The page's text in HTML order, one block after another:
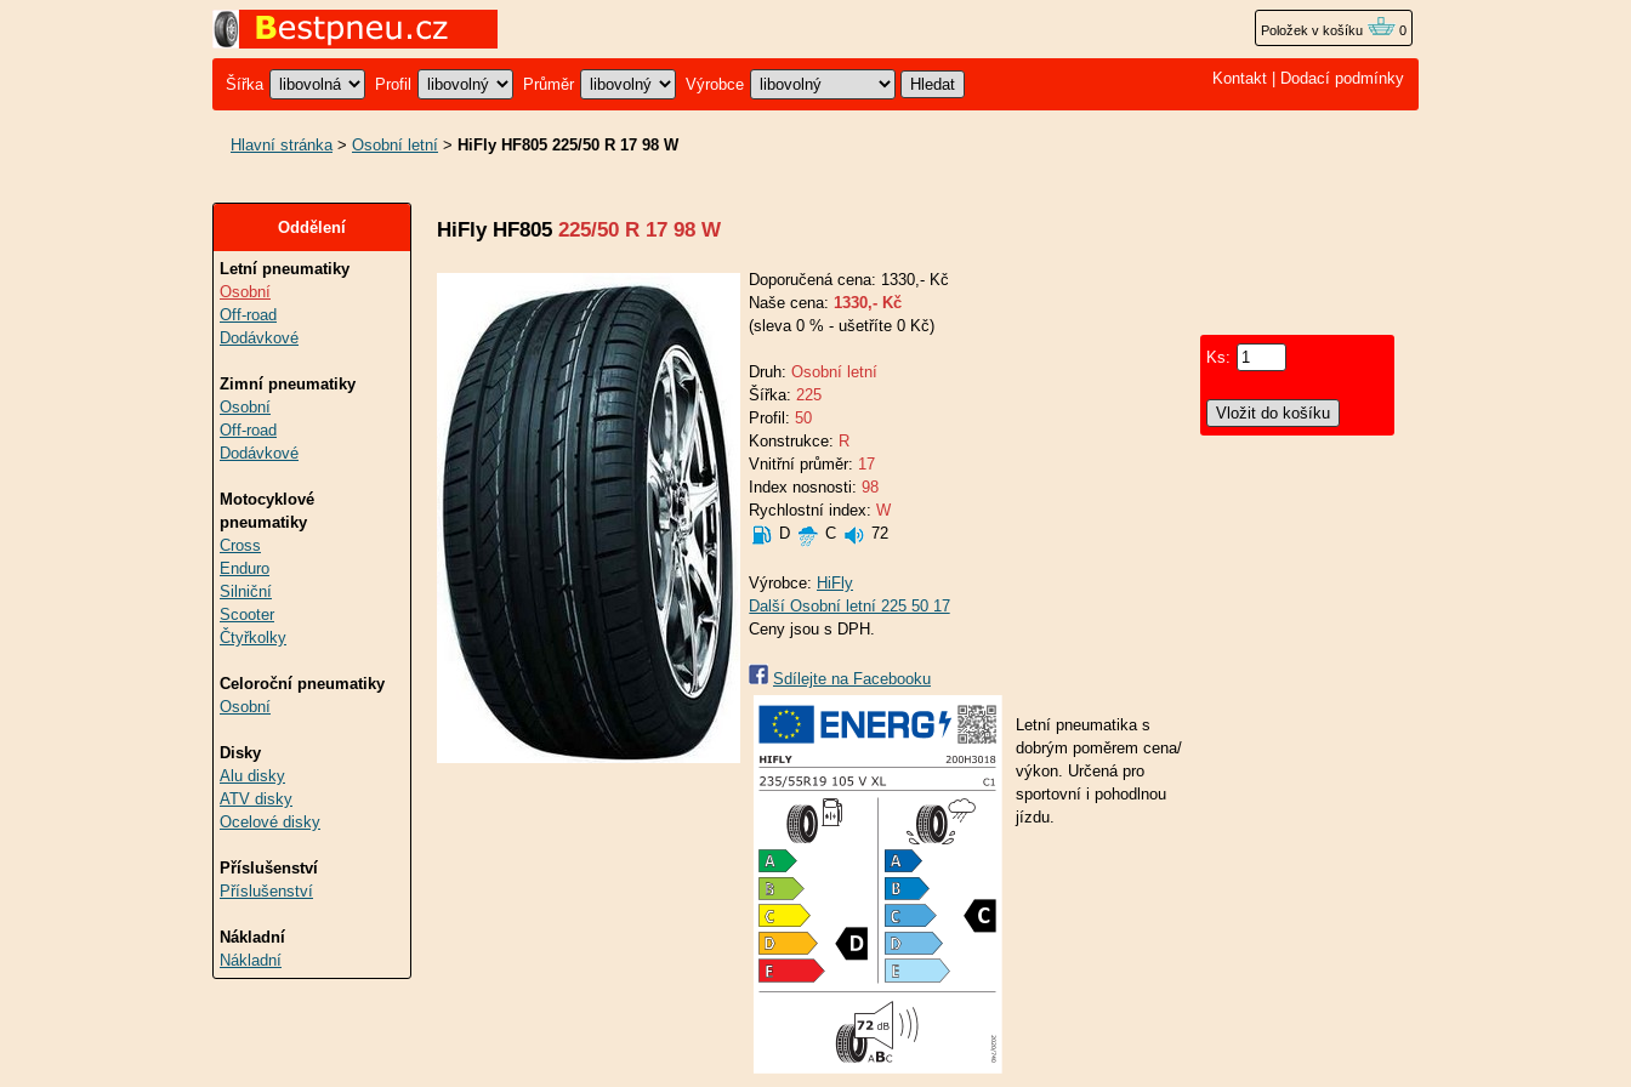
Položek v košíku 0
Šířka Profil Průměr Výrobce Kontakt Dodací podmínky
Hlavní stránka> Osobní letní > HiFly HF805 225/50 R 17 98 W
Oddělení
Letní pneumatiky
Osobní
Off-road
Dodávkové
Zimní pneumatiky
Osobní
Off-road
Dodávkové
Motocyklové
pneumatiky
Cross
Enduro
Silniční
Scooter
Čtyřkolky
Celoroční pneumatiky
Osobní
Disky
Alu disky
ATV disky
Ocelové disky
Příslušenství
Příslušenství
Nákladní
Nákladní
HiFly HF805 225/50 R 17 98 W
Doporučená cena: 1330,- Kč
Naše cena: 1330,- Kč
(sleva 0 % - ušetříte 0 Kč)
Druh: Osobní letní
Šířka: 225
Profil: 50
Konstrukce: R
Vnitřní průměr: 17
Index nosnosti: 98
Rychlostní index: W
D
C 72
Výrobce: HiFly
Ceny jsou s DPH.
Sdílejte na Facebooku
Letní pneumatika s
dobrým poměrem cena/
výkon. Určená pro
sportovní i pohodlnou
jízdu.
Ks: